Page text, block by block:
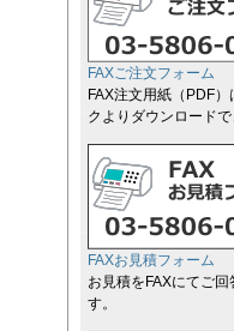
FAXご注文フォーム
FAX注文用紙（PDF）
クよりダウンロードで
FAXお見積フォーム
お見積をFAXにてご回
す。